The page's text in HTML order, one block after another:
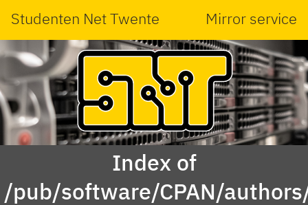
Studenten Net Twente Mirror service
Index of
/pub/software/CPAN/